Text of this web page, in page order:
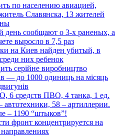
по населению авиацией,
Славянска, 13 жителей
день сообщают о 3-х раненых, а
выросло в 7,5 раз
на Киев найден убитый, в
них ребенок
серійне виробництво
— до 1000 одиниць на місяць
6 средств ПВО, 4 танка, 1 ед.
автотехники, 58 – артиллерии.
– 1190 “штыков”!
фронт концентрируется на